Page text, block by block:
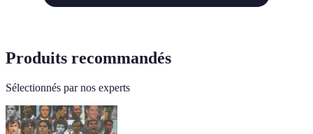
Produits recommandés
Sélectionnés par nos experts